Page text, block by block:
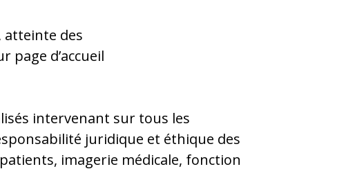
atteinte des
d’accueil
intervenant sur tous les
juridique et éthique des
imagerie médicale, fonction